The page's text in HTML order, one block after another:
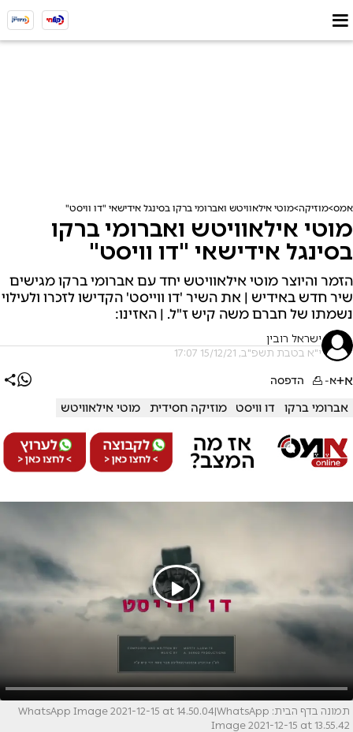
אמס מוזיקה מוטי אילאוויטש ואברומי ברקו בסינגל אידישאי "דו וויסט"
מוטי אילאוויטש ואברומי ברקו
בסינגל אידישאי "דו וויסט"
הזמר והיוצר מוטי אילאוויטש יחד עם אברומי ברקו מגישים
שיר חדש באידיש | את השיר 'דו ווייסט' הקדישו לזכרו ולעילוי
נשמתו של חברם משה קיש ז"ל. | האזינו:
ישראל רובין
י"א בטבת תשפ"ב, 15/12/21 17:07
א+א- הדפסה
אברומי ברקו דו וויסט מוזיקה חסידית מוטי אילאוויטש
תמונה בדף הבית: WhatsApp Image 2021-12-15 at 14.50.04|WhatsApp
Image 2021-12-15 at 13.55.42